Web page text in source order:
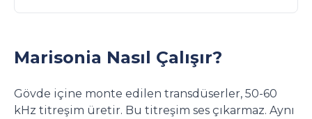
Marisonia Nasıl Çalışır?
Gövde içine monte edilen transdüserler, 50-60
kHz titreşim üretir. Bu titreşim ses çıkarmaz. Aynı